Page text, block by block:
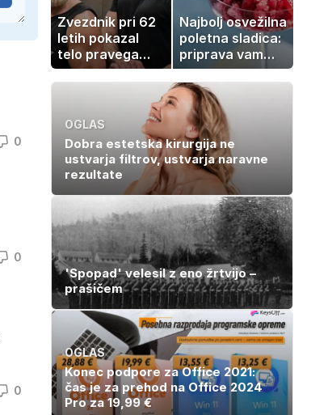
0
0
0
Zvezdnik pri 62
letih pokazal
telo pravega
gladiatorja
Najbolj osvežilna
poletna sladica:
priprava vam
vzame le 10
minut
OGLAS
Dobra estetska kirurgija ne
ustvarja filtrov, ustvarja naravne
rezultate
'Spopad' velesil z eno žrtvijo –
prašičem
OGLAS
Konec podpore za Office 2021:
čas je za prehod na Office 2024
Pro za 19,99 €